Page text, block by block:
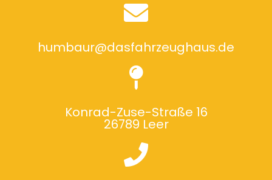
humbaur@dasfahrzeughaus.de
Konrad-Zuse-Straße 16
26789 Leer